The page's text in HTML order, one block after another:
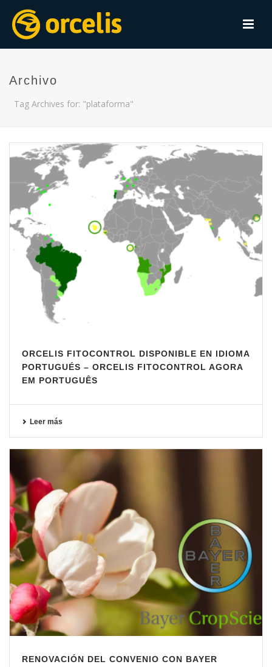
Archivo
Tag Archives for: "plataforma"
ORCELIS FITOCONTROL DISPONIBLE EN IDIOMA
PORTUGUÉS – ORCELIS FITOCONTROL AGORA
EM PORTUGUÊS
Leer más
RENOVACIÓN DEL CONVENIO CON BAYER